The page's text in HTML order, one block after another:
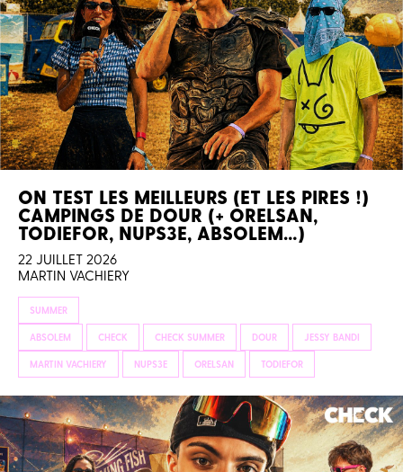
ON TEST LES MEILLEURS (ET LES PIRES !)
CAMPINGS DE DOUR (+ ORELSAN,
TODIEFOR, NUPS3E, ABSOLEM…)
22 JUILLET 2026
MARTIN VACHIERY
SUMMER
ABSOLEM CHECK CHECK SUMMER DOUR JESSY BANDI
MARTIN VACHIERY NUPS3E ORELSAN TODIEFOR